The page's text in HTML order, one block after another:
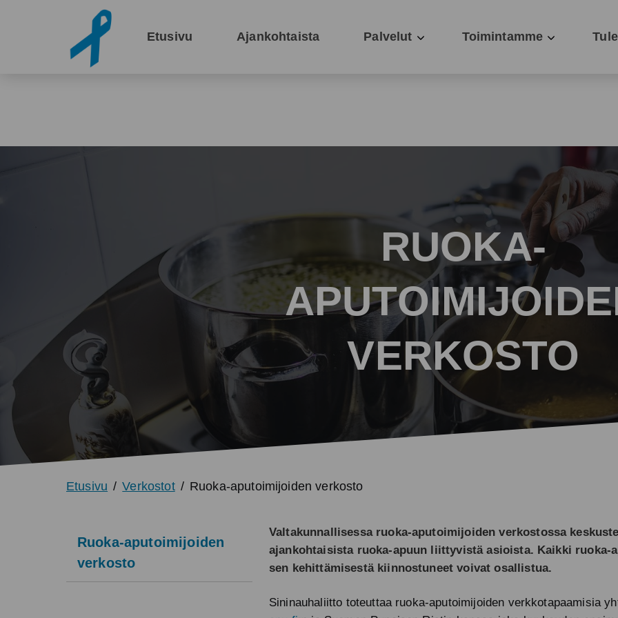
Etusivu Ajankohtaista Palvelut
Jäsenjärjestöavustus
Työllisyystoiminta
Kohtaamispaikkatoiminta
Vapaaehtoistoiminta
Toimintamme
RUOKA-
VERKOSTO
Etusivu Verkostot Ruoka-aputoimijoiden verkosto
Ruoka-aputoimijoiden
verkosto
Valtakunnallisessa ruoka-aputoimijoiden verkostossa
ajankohtaisista ruoka-apuun liittyvistä asioista. Kaikki ruoka-
sen kehittämisestä kiinnostuneet voivat osallistua.
Sininauhaliitto toteuttaa ruoka-aputoimijoiden verkkotapaamisia